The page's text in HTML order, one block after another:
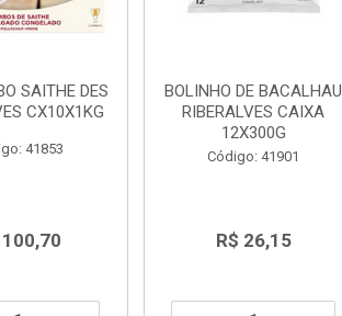
SAITHE DES
CX10X1KG
41853
100,70
BOLINHO DE BACALHAU
RIBERALVES CAIXA
12X300G
Código: 41901
R$ 26,15